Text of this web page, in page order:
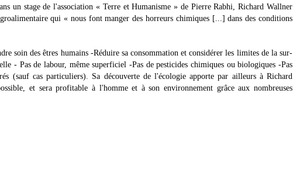
un stage de l'association « Terre et Humanisme » de Pierre Rabhi, Richard Wallner
qui « nous font manger des horreurs chimiques [...] dans des conditions
soin des êtres humains -Réduire sa consommation et considérer les limites de la sur-
- Pas de labour, même superficiel -Pas de pesticides chimiques ou biologiques -Pas
(sauf cas particuliers). Sa découverte de l'écologie apporte par ailleurs à Richard
et sera profitable à l'homme et à son environnement grâce aux nombreuses